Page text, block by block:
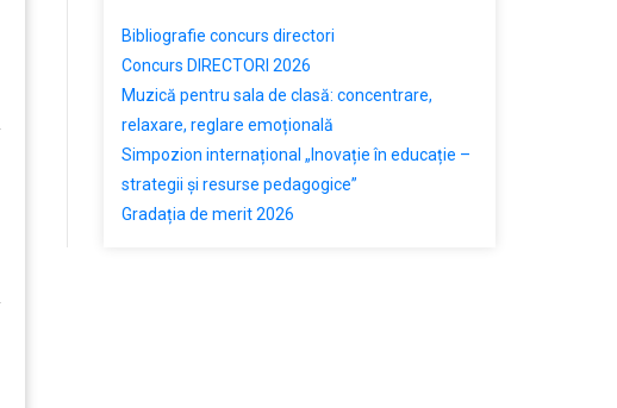
Bibliografie concurs directori
Concurs DIRECTORI 2026
Muzică pentru sala de clasă: concentrare,
relaxare, reglare emoțională
Simpozion internațional „Inovație în educație –
strategii și resurse pedagogice”
Gradația de merit 2026